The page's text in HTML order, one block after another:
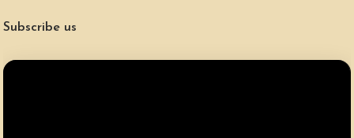
Subscribe us